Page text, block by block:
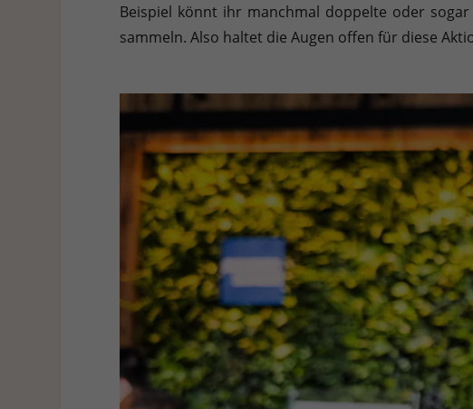
Beispiel könnt ihr manchmal doppelte oder
sammeln. Also haltet die Augen offen für diese